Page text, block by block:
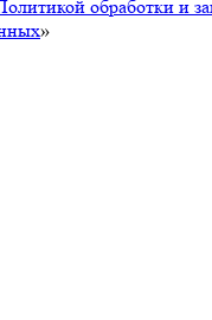
обработки и
»